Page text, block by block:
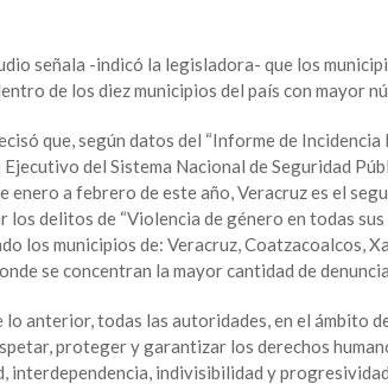
señala -indicó la legisladora- que los
de los diez municipios del país con mayor
que, según datos del “Informe de
del Sistema Nacional de Seguridad
enero a febrero de este año, Veracruz es el
los delitos de “Violencia de género en todas
los municipios de: Veracruz, Coatzacoalcos,
se concentran la mayor cantidad de
lo anterior, todas las autoridades, en el ámbito
proteger y garantizar los derechos
interdependencia, indivisibilidad y